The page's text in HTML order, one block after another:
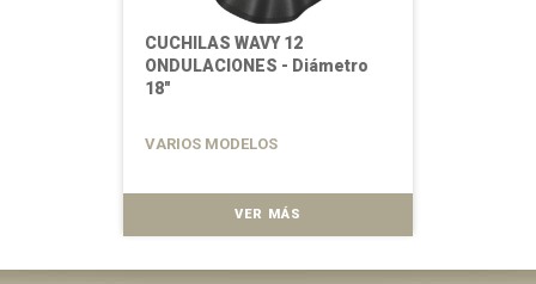
CUCHILAS WAVY 12
ONDULACIONES - Diámetro
18"
VARIOS MODELOS
VER MÁS